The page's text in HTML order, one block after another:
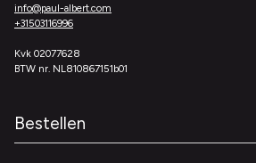
info@paul-albert.com
+31503116996
Kvk 02077628
BTW nr. NL810867151b01
Bestellen